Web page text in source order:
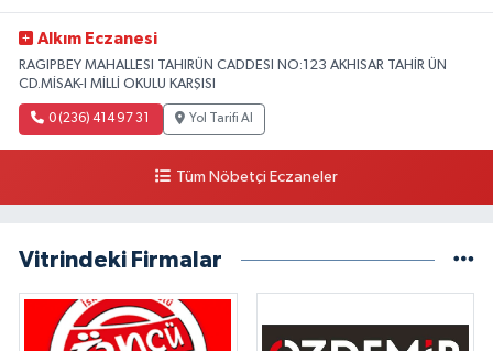
Alkım Eczanesi
RAGIPBEY MAHALLESI TAHIRÜN CADDESI NO:123 AKHISAR TAHİR ÜN
CD.MİSAK-I MİLLİ OKULU KARŞISI
0 (236) 414 97 31 Yol Tarifi Al
Tüm Nöbetçi Eczaneler
Vitrindeki Firmalar